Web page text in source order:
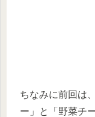
ちなみに前回は
ー」と「野菜チ